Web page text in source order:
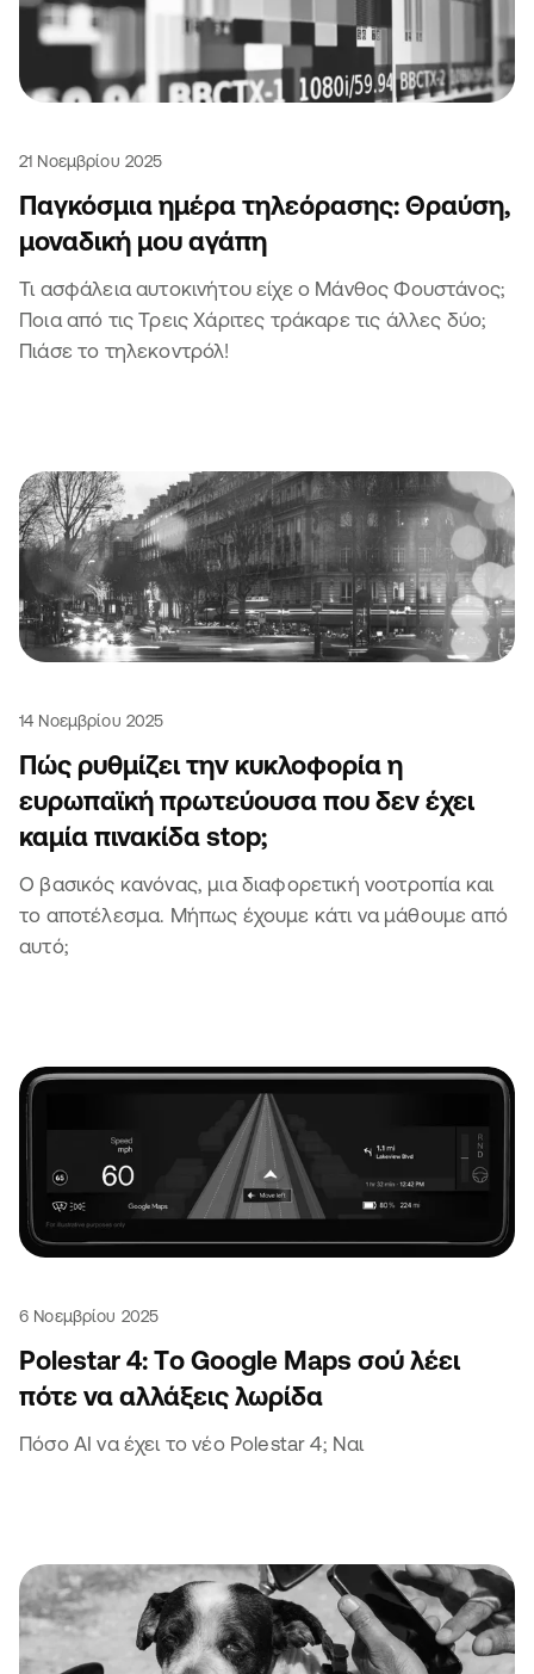
21 Νοεμβρίου 2025
Παγκόσμια ημέρα τηλεόρασης: Θραύση,
μοναδική μου αγάπη
Τι ασφάλεια αυτοκινήτου είχε ο Μάνθος Φουστάνος;
Ποια από τις Τρεις Χάριτες τράκαρε τις άλλες δύο;
Πιάσε το τηλεκοντρόλ!
14 Νοεμβρίου 2025
Πώς ρυθμίζει την κυκλοφορία η
ευρωπαϊκή πρωτεύουσα που δεν έχει
καμία πινακίδα stop;
Ο βασικός κανόνας, μια διαφορετική νοοτροπία και
το αποτέλεσμα. Μήπως έχουμε κάτι να μάθουμε από
αυτό;
6 Νοεμβρίου 2025
Polestar 4: Tο Google Maps σού λέει
πότε να αλλάξεις λωρίδα
Πόσο AI να έχει το νέο Polestar 4; Ναι